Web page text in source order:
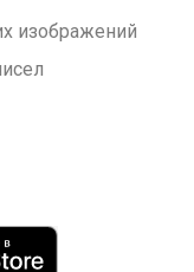
изображений